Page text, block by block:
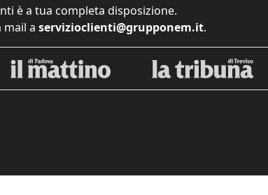
è a tua completa disposizione.
mail a servizioclienti@grupponem.it.